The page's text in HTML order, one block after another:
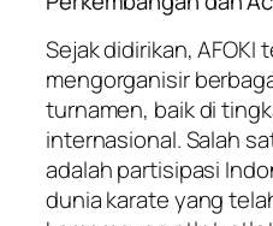
Sejak didirikan, AFOKI
mengorganisir
turnamen, baik di
internasional. Salah
adalah partisipasi
dunia karate yang